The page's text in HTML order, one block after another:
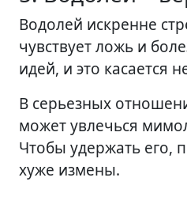
Водолей искренне
чувствует ложь и
идей, и это касается
В серьезных
может увлечься
Чтобы удержать его,
хуже измены.